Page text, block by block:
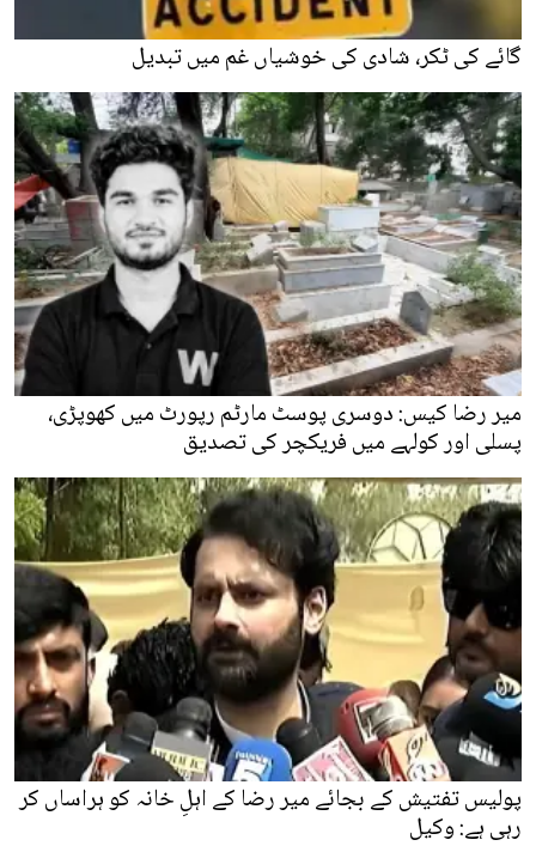
گائے کی ٹکر، شادی کی خوشیاں غم میں تبدیل
میر رضا کیس: دوسری پوسٹ مارٹم رپورٹ میں کھوپڑی،
پسلی اور کولہے میں فریکچر کی تصدیق
پولیس تفتیش کے بجائے میر رضا کے اہلِ خانہ کو ہراساں کر
رہی ہے: وکیل